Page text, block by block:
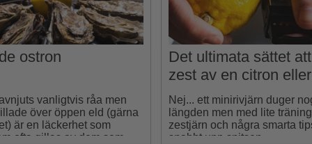
ostron
vanligtvis råa men
över öppen eld (gärna
är en läckerhet som
ofta gillas av dem som
Det ultimata sättet
zest av en citron
Nej... ett minirivjärn duger
längden men med lite
zestjärn och några smarta
snabbt upp snitsen.